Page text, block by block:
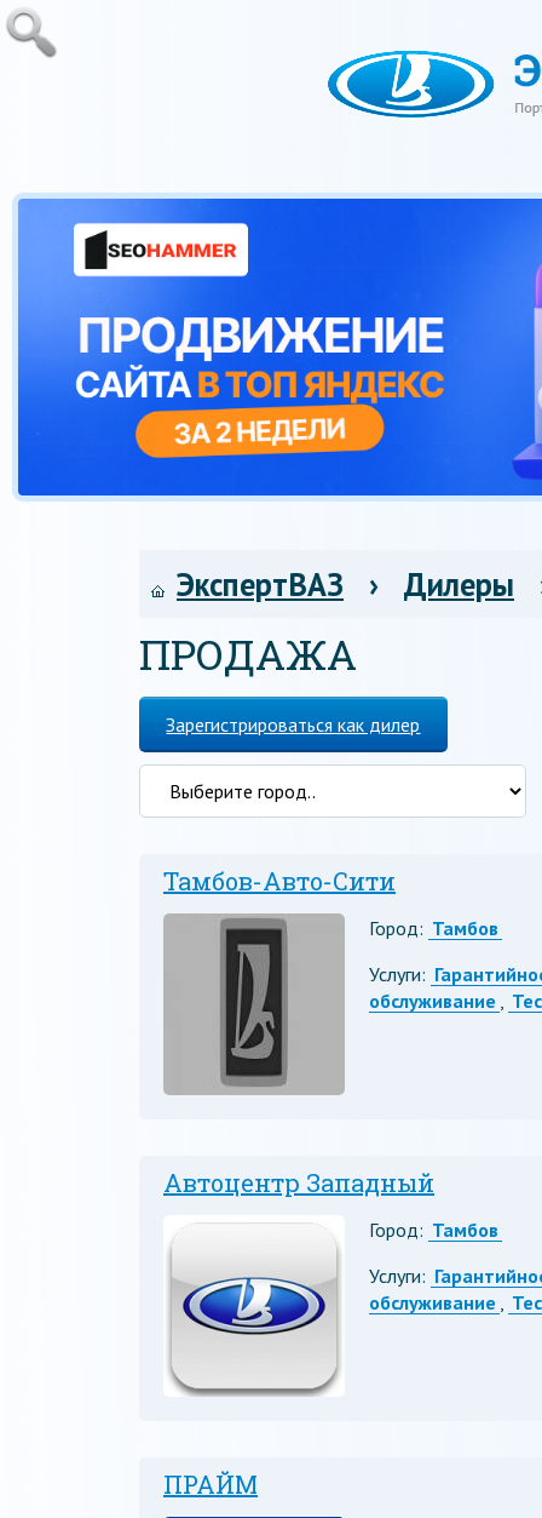
ЭкспертВАЗ › Дилеры
ПРОДАЖА
Зарегистрироваться как дилер
Тамбов-Авто-Сити
Город: Тамбов
Услуги:
обслуживание ,
Автоцентр Западный
Город: Тамбов
Услуги:
обслуживание ,
ПРАЙМ